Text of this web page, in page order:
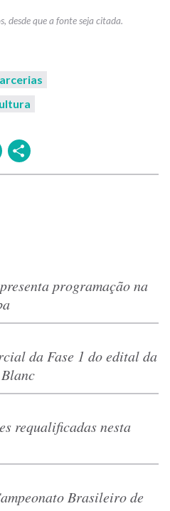
WhatsApp
programação na
da Fase 1 do edital da
requalificadas nesta
Brasileiro de